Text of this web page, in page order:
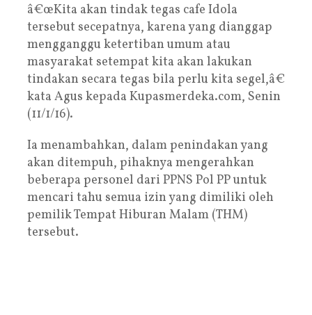
â€œKita akan tindak tegas cafe Idola
tersebut secepatnya, karena yang dianggap
mengganggu ketertiban umum atau
masyarakat setempat kita akan lakukan
tindakan secara tegas bila perlu kita segel,â€
kata Agus kepada Kupasmerdeka.com, Senin
(11/1/16).
Ia menambahkan, dalam penindakan yang
akan ditempuh, pihaknya mengerahkan
beberapa personel dari PPNS Pol PP untuk
mencari tahu semua izin yang dimiliki oleh
pemilik Tempat Hiburan Malam (THM)
tersebut.